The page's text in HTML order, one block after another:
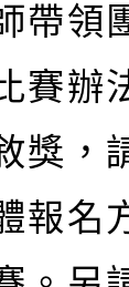
帶領
賽辦
獎，
報名